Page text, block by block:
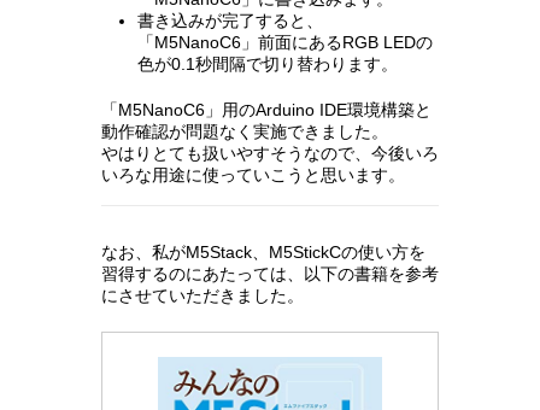
書き込みが完了すると、
「M5NanoC6」前面にあるRGB LEDの
色が0.1秒間隔で切り替わります。
「M5NanoC6」用のArduino IDE環境構築と
動作確認が問題なく実施できました。
やはりとても扱いやすそうなので、今後いろ
いろな用途に使っていこうと思います。
なお、私がM5Stack、M5StickCの使い方を
習得するのにあたっては、以下の書籍を参考
にさせていただきました。